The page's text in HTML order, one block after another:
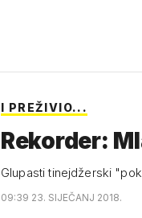
I PREŽIVIO...
Rekorder:
Glupasti tinejdžerski
09:39 23. SIJEČANJ 2018.